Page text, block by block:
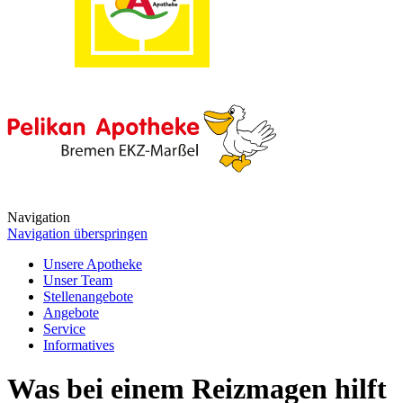
Navigation
Navigation überspringen
Unsere Apotheke
Unser Team
Stellenangebote
Angebote
Service
Informatives
Was bei einem Reizmagen hilft